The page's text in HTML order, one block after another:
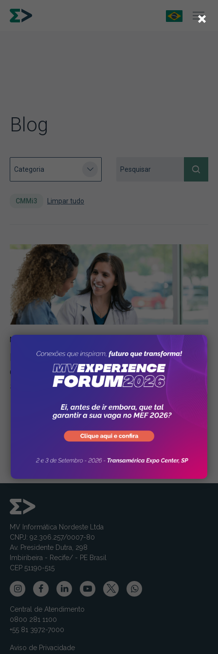
Blog
CMMi3 Limpar tudo
Medicina Diagnóstica
MV conquista selo internacional de
qualidade para desenvolvimento de
softwares
MV Informática Nordeste Ltda
CNPJ: 92.306.257/0007-80
Av. Presidente Dutra, 298
Imbiribeira - Recife/ - PE Brasil
CEP 51190-515
Central de Atendimento
0800 281 1100
+55 81 3972-7000
Aviso de Privacidade
×